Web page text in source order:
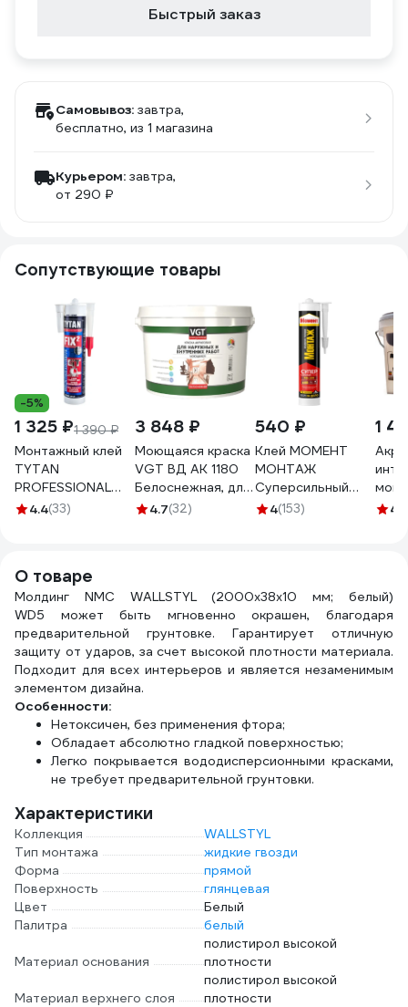
Быстрый заказ
Самовывоз: завтра,
бесплатно, из 1 магазина
Курьером: завтра,
от 290 ₽
Сопутствующие товары
-5%
1 325 ₽1 390 ₽
Монтажный клей
TYTAN
PROFESSIONAL
Fix2 GT гибридный
290 мл 73891
4.4(33)
3 848 ₽
Моющаяся краска
VGT ВД АК 1180
Белоснежная, для
нар/внутр работ
4.7(32)
540 ₽
Клей МОМЕНТ
МОНТАЖ
Суперсильный
ПЛЮС, 380 г 12
4(153)
1
4.8
О товаре
Молдинг NMC WALLSTYL (2000х38х10 мм; белый)
WD5 может быть мгновенно окрашен, благодаря
предварительной грунтовке. Гарантирует отличную
защиту от ударов, за счет высокой плотности материала.
Подходит для всех интерьеров и является незаменимым
элементом дизайна.
Особенности:
Нетоксичен, без применения фтора;
Обладает абсолютно гладкой поверхностью;
Легко покрывается вододисперсионными красками,
не требует предварительной грунтовки.
Характеристики
Коллекция
WALLSTYL
Тип монтажа
жидкие гвозди
Форма
прямой
Поверхность
глянцевая
Цвет
Белый
Палитра
белый
Материал основания
полистирол высокой
плотности
Материал верхнего слоя
полистирол высокой
плотности